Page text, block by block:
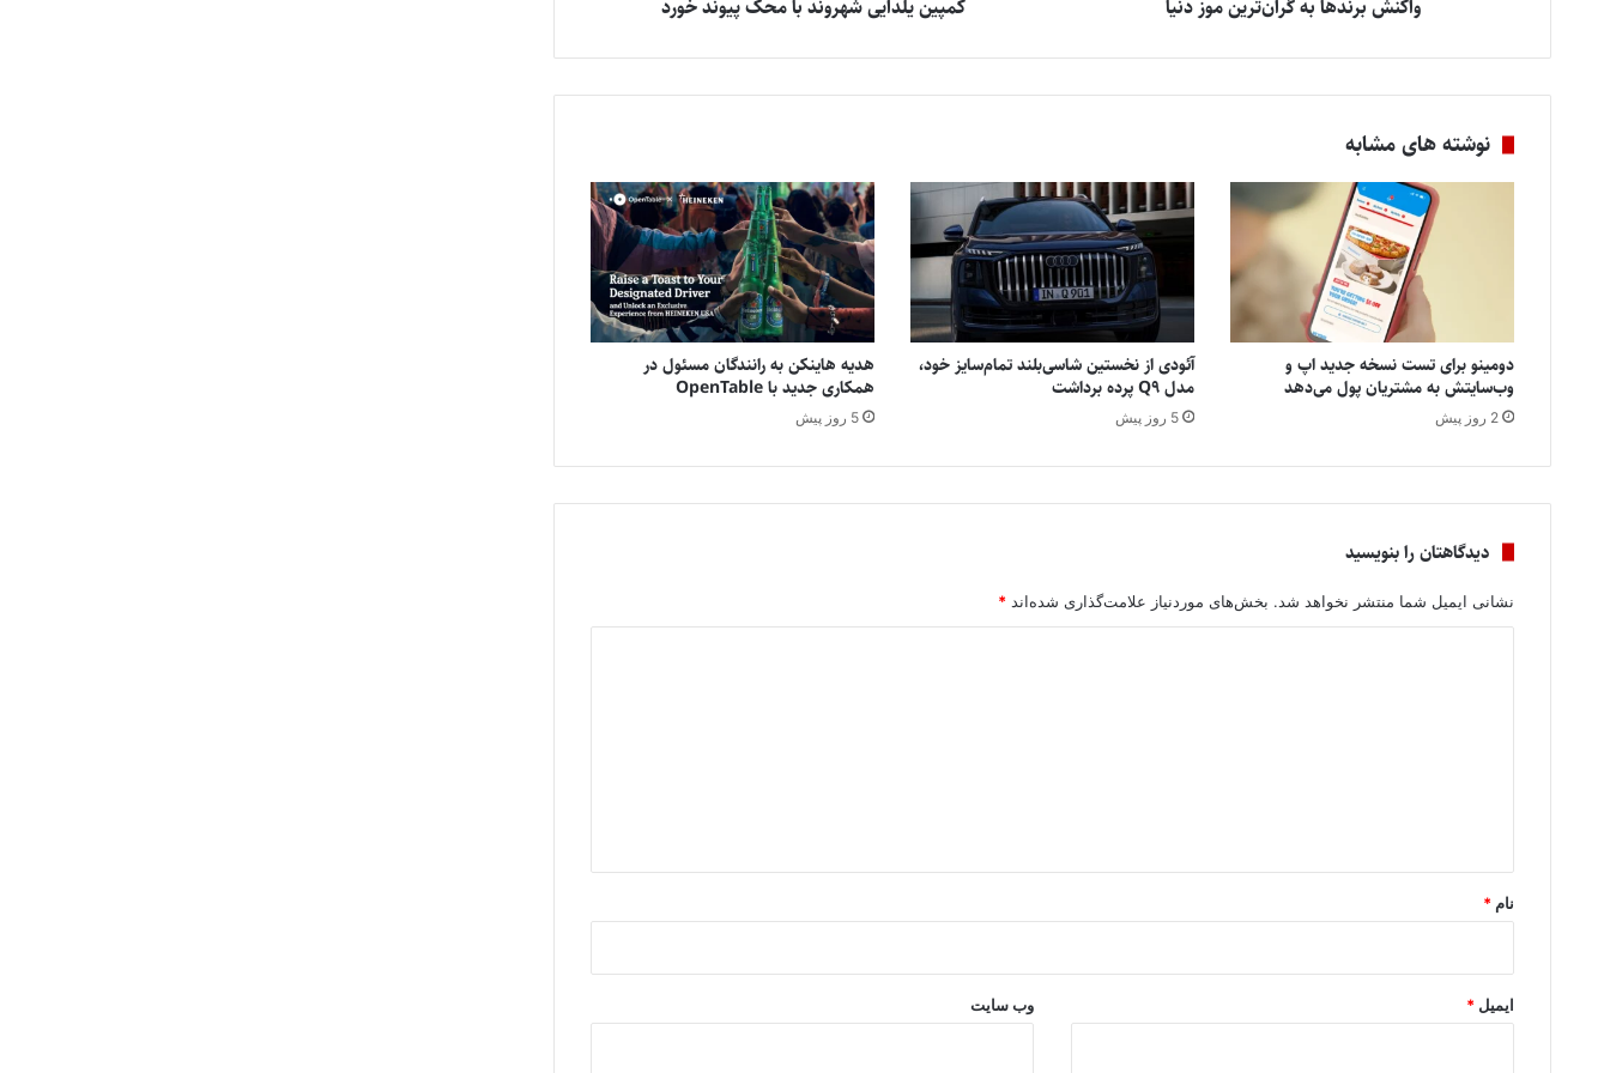
واکنش برندها به گران‌ترین موز دنیا کمپین یلدایی شهروند با محک پیوند خورد
نوشته های مشابه
دومینو برای تست نسخه جدید اپ و
وب‌سایتش به مشتریان پول می‌دهد
2 روز پیش
آئودی از نخستین شاسی‌بلند تمام‌سایز خود،
مدل Q9 پرده برداشت
5 روز پیش
هدیه هاینکن به رانندگان مسئول در
همکاری جدید با OpenTable
5 روز پیش
دیدگاهتان را بنویسید
نشانی ایمیل شما منتشر نخواهد شد. بخش‌های موردنیاز علامت‌گذاری شده‌اند *
نام *
ایمیل * وب‌ سایت